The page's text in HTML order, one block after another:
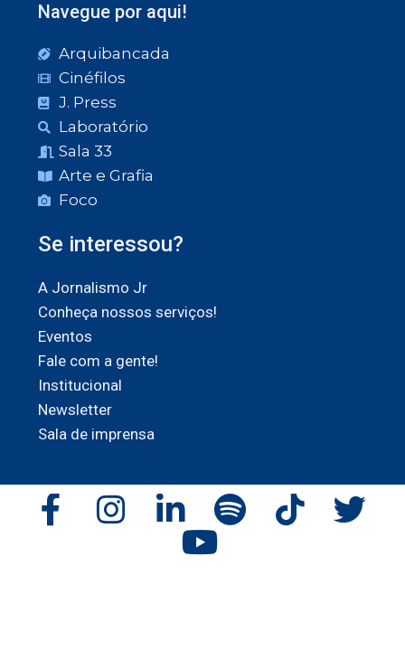
Navegue por aqui!
Arquibancada
Cinéfilos
J. Press
Laboratório
Sala 33
Arte e Grafia
Foco
Se interessou?
A Jornalismo Jr
Conheça nossos serviços!
Eventos
Fale com a gente!
Institucional
Newsletter
Sala de imprensa